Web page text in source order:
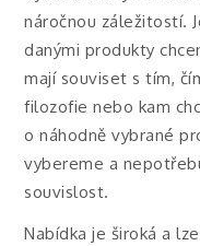
náročnou záležitostí.
danými produkty
mají souviset s tím,
filozofie nebo kam
o náhodně vybrané
vybereme a
souvislost.
Nabídka je široká a